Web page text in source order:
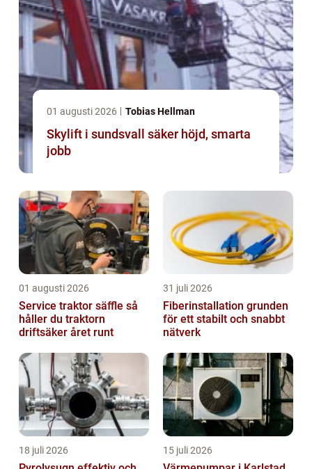
01 augusti 2026 Tobias Hellman
Skylift i sundsvall säker höjd, smarta
jobb
01 augusti 2026
Service traktor säffle så
håller du traktorn
driftsäker året runt
31 juli 2026
Fiberinstallation grunden
för ett stabilt och snabbt
nätverk
18 juli 2026 15 juli 2026